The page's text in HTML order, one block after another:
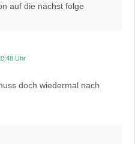
auf die nächst folge
Uhr
doch wiedermal nach